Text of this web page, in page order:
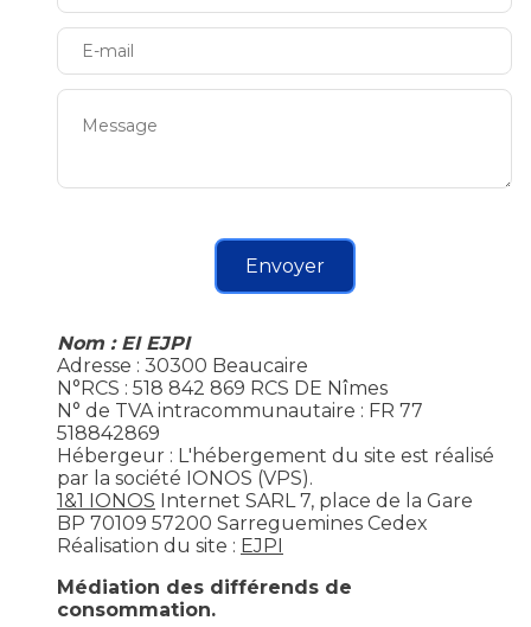
Envoyer
Nom : EI EJPI
Adresse : 30300 Beaucaire
N°RCS : 518 842 869 RCS DE Nîmes
N° de TVA intracommunautaire : FR 77
518842869
Hébergeur : L'hébergement du site est réalisé
par la société IONOS (VPS).
1&1 IONOS Internet SARL 7, place de la Gare
BP 70109 57200 Sarreguemines Cedex
Réalisation du site : EJPI
Médiation des différends de
consommation.